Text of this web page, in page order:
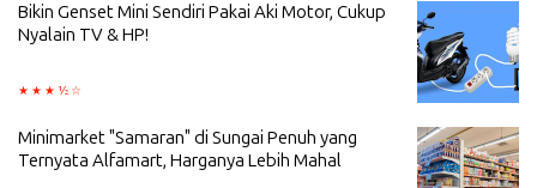
Bikin Genset Mini Sendiri Pakai Aki Motor, Cukup
Nyalain TV & HP!
Minimarket "Samaran" di Sungai Penuh yang
Ternyata Alfamart, Harganya Lebih Mahal